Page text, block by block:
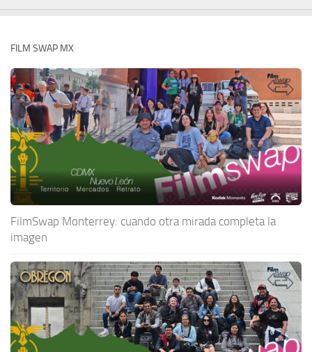
FILM SWAP MX
FilmSwap Monterrey: cuando otra mirada completa la
imagen